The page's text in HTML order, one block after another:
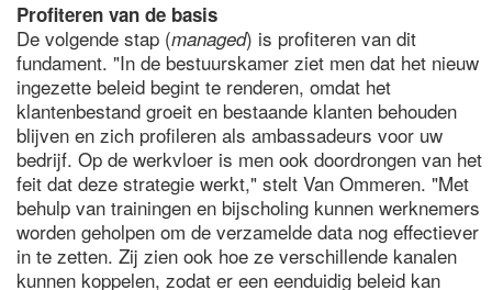
Profiteren van de basis
De volgende stap (managed) is profiteren van dit
fundament. "In de bestuurskamer ziet men dat het nieuw
ingezette beleid begint te renderen, omdat het
klantenbestand groeit en bestaande klanten behouden
blijven en zich profileren als ambassadeurs voor uw
bedrijf. Op de werkvloer is men ook doordrongen van het
feit dat deze strategie werkt," stelt Van Ommeren. "Met
behulp van trainingen en bijscholing kunnen werknemers
worden geholpen om de verzamelde data nog effectiever
in te zetten. Zij zien ook hoe ze verschillende kanalen
kunnen koppelen, zodat er een eenduidig beleid kan